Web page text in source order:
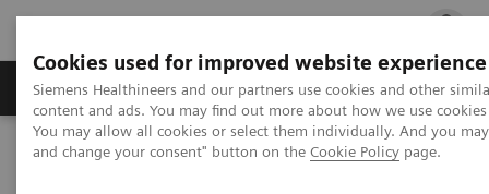
Cookies used for improved website experience
Siemens Healthineers and our partners use cookies and other
content and ads. You may find out more about how we use
You may allow all cookies or select them individually. And you
and change your consent" button on the Cookie Policy page.
Fachbereiche Healthcare Management
Startseite Point-of-Care-Diagnostik
Diabetes